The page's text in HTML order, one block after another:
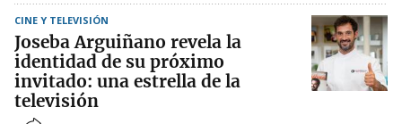
CINE Y TELEVISIÓN
Joseba Arguiñano revela la
identidad de su próximo
invitado: una estrella de la
televisión